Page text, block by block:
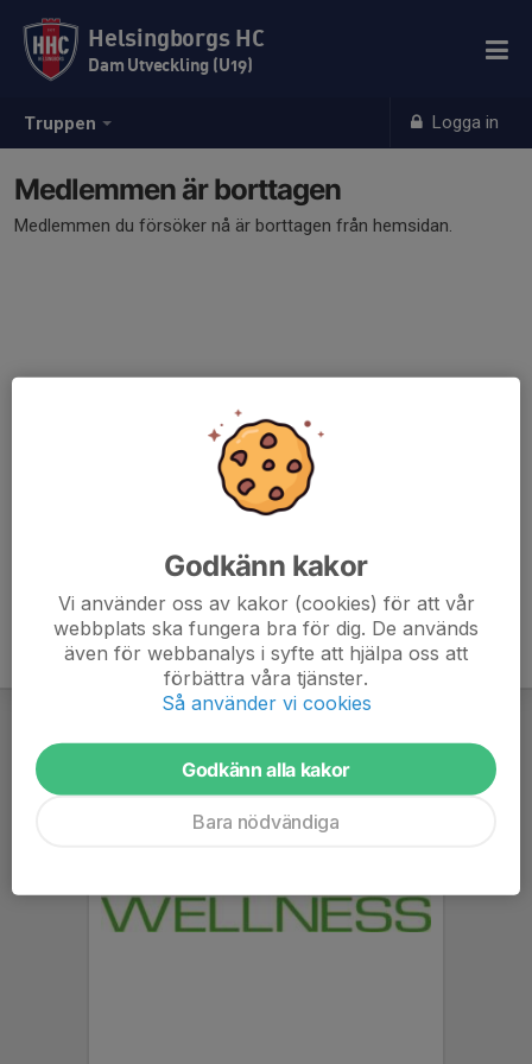
Truppen Logga in
Helsingborgs HC
Dam Utveckling (U19)
Medlemmen är borttagen
Medlemmen du försöker nå är borttagen från hemsidan.
Godkänn kakor
Vi använder oss av kakor (cookies) för att vår
webbplats ska fungera bra för dig. De används
även för webbanalys i syfte att hjälpa oss att
förbättra våra tjänster.
Så använder vi cookies
Godkänn alla kakor
Bara nödvändiga